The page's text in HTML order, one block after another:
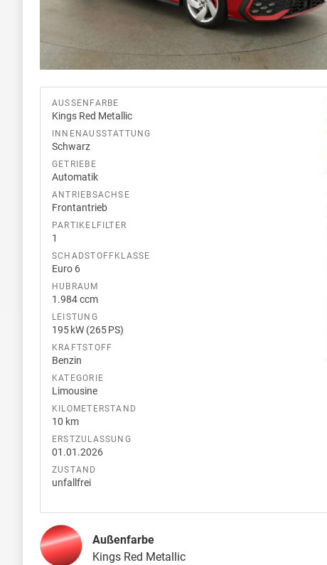
AUSSENFARBE
Kings Red Metallic
INNENAUSSTATTUNG
Schwarz
GETRIEBE
Automatik
ANTRIEBSACHSE
Frontantrieb
PARTIKELFILTER
1
SCHADSTOFFKLASSE
Euro 6
HUBRAUM
1.984 ccm
LEISTUNG
195 kW (265 PS)
KRAFTSTOFF
Benzin
KATEGORIE
Limousine
KILOMETERSTAND
10 km
ERSTZULASSUNG
01.01.2026
ZUSTAND
unfallfrei
Außenfarbe
Kings Red Metallic